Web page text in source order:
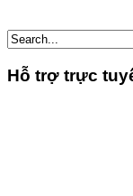
Hỗ trợ trực